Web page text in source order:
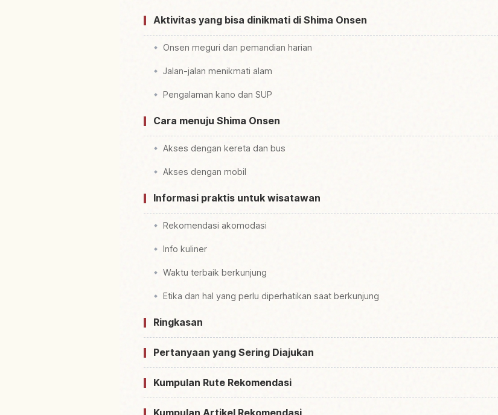
Aktivitas yang bisa dinikmati di Shima Onsen
Onsen meguri dan pemandian harian
Jalan-jalan menikmati alam
Pengalaman kano dan SUP
Cara menuju Shima Onsen
Akses dengan kereta dan bus
Akses dengan mobil
Informasi praktis untuk wisatawan
Rekomendasi akomodasi
Info kuliner
Waktu terbaik berkunjung
Etika dan hal yang perlu diperhatikan saat berkunjung
Ringkasan
Pertanyaan yang Sering Diajukan
Kumpulan Rute Rekomendasi